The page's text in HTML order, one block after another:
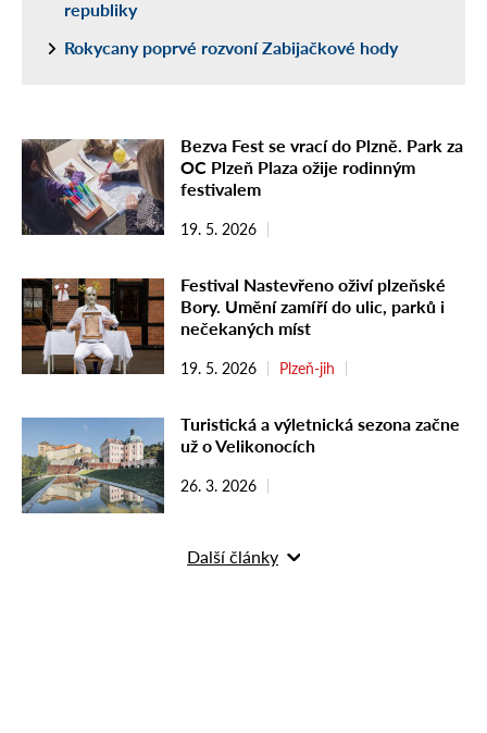
republiky
Rokycany poprvé rozvoní Zabijačkové hody
Bezva Fest se vrací do Plzně. Park za
OC Plzeň Plaza ožije rodinným
festivalem
19. 5. 2026
Festival Nastevřeno oživí plzeňské
Bory. Umění zamíří do ulic, parků i
nečekaných míst
19. 5. 2026 Plzeň-jih
Turistická a výletnická sezona začne
už o Velikonocích
26. 3. 2026
Další články